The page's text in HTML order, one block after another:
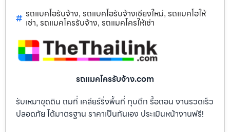
รถแบคโฮรับจ้าง, รถแบคโฮรับจ้างเชียงใหม่, รถแบคโฮให้
เช่า, รถแมคโครรับจ้าง, รถแมคโครให้เช่า
รถแมคโครรับจ้าง.com
รับเหมาขุดดิน ถมที่ เคลียร์ริ่งพื้นที่ ทุบตึก รื้อถอน งานรวดเร็ว
ปลอดภัย ได้มาตรฐาน ราคาเป็นกันเอง ประเมินหน้างานฟรี!